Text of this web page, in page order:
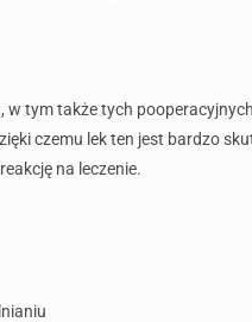
tym także tych
czemu lek ten jest bardzo
na leczenie.